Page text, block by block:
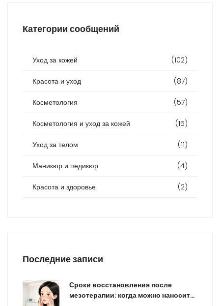
Категории сообщений
Уход за кожей (102)
Красота и уход (87)
Косметология (57)
Косметология и уход за кожей (15)
Уход за телом (11)
Маникюр и педикюр (4)
Красота и здоровье (2)
Последние записи
Сроки восстановления после
мезотерапии: когда можно наносить